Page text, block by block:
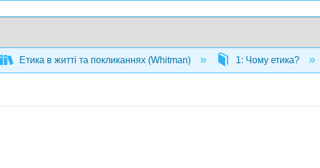
Етика в житті та покликаннях (Whitman) 1: Чому етика?